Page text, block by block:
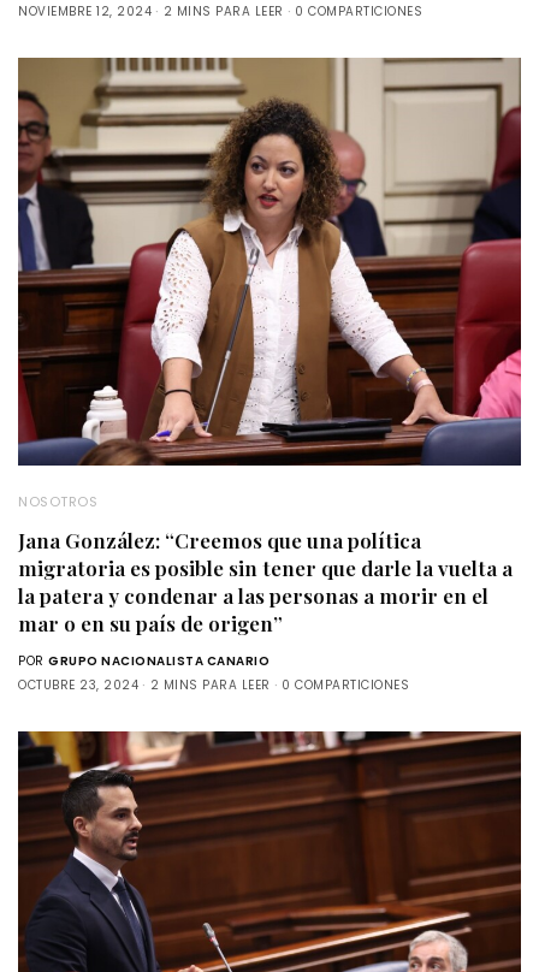
NOVIEMBRE 12, 2024 2 MINS PARA LEER 0 COMPARTICIONES
NOSOTROS
Jana González: “Creemos que una política
migratoria es posible sin tener que darle la vuelta a
la patera y condenar a las personas a morir en el
mar o en su país de origen”
POR GRUPO NACIONALISTA CANARIO
OCTUBRE 23, 2024
2 MINS PARA LEER 0 COMPARTICIONES